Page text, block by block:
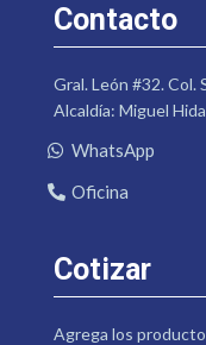
Contacto
Gral. León #32. Col.
Alcaldía: Miguel
WhatsApp
Oficina
Cotizar
Agrega los